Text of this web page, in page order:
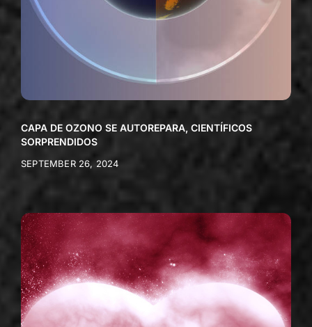
CAPA DE OZONO SE AUTOREPARA, CIENTÍFICOS
SORPRENDIDOS
SEPTEMBER 26, 2024